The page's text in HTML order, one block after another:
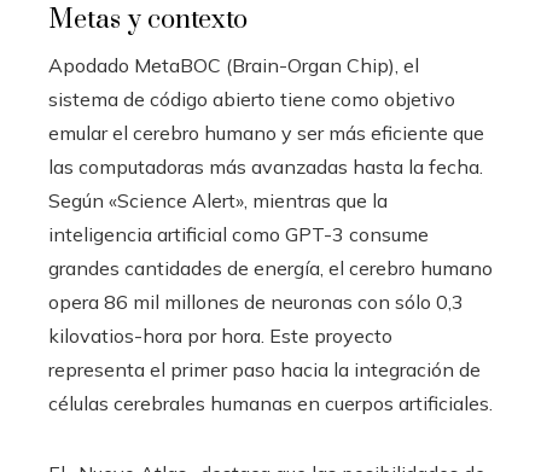
Metas y contexto
Apodado MetaBOC (Brain-Organ Chip), el
sistema de código abierto tiene como objetivo
emular el cerebro humano y ser más eficiente que
las computadoras más avanzadas hasta la fecha.
Según «Science Alert», mientras que la
inteligencia artificial como GPT-3 consume
grandes cantidades de energía, el cerebro humano
opera 86 mil millones de neuronas con sólo 0,3
kilovatios-hora por hora. Este proyecto
representa el primer paso hacia la integración de
células cerebrales humanas en cuerpos artificiales.